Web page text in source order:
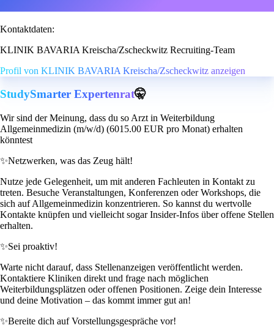
Kontaktdaten:
KLINIK BAVARIA Kreischa/Zscheckwitz Recruiting-Team
Profil von KLINIK BAVARIA Kreischa/Zscheckwitz anzeigen
StudySmarter Expertenrat🤫
Wir sind der Meinung, dass du so Arzt in Weiterbildung
Allgemeinmedizin (m/w/d) (6015.00 EUR pro Monat) erhalten
könntest
✨Netzwerken, was das Zeug hält!
Nutze jede Gelegenheit, um mit anderen Fachleuten in Kontakt zu
treten. Besuche Veranstaltungen, Konferenzen oder Workshops, die
sich auf Allgemeinmedizin konzentrieren. So kannst du wertvolle
Kontakte knüpfen und vielleicht sogar Insider-Infos über offene Stellen
erhalten.
✨Sei proaktiv!
Warte nicht darauf, dass Stellenanzeigen veröffentlicht werden.
Kontaktiere Kliniken direkt und frage nach möglichen
Weiterbildungsplätzen oder offenen Positionen. Zeige dein Interesse
und deine Motivation – das kommt immer gut an!
✨Bereite dich auf Vorstellungsgespräche vor!